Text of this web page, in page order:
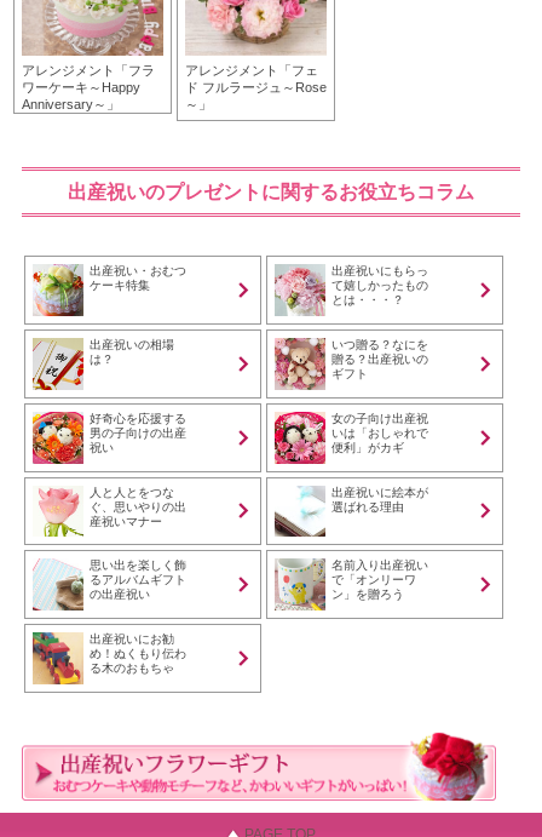
アレンジメント「フラ
ワーケーキ～Happy
Anniversary～」
アレンジメント「フェ
ド フルラージュ～Rose
～」
出産祝いのプレゼントに関するお役立ちコラム
出産祝い・おむつ
ケーキ特集
出産祝いにもらっ
て嬉しかったもの
とは・・・？
出産祝いの相場
は？
いつ贈る？なにを
贈る？出産祝いの
ギフト
好奇心を応援する
男の子向けの出産
祝い
女の子向け出産祝
いは「おしゃれで
便利」がカギ
人と人とをつな
ぐ、思いやりの出
産祝いマナー
出産祝いに絵本が
選ばれる理由
思い出を楽しく飾
るアルバムギフト
の出産祝い
名前入り出産祝い
で「オンリーワ
ン」を贈ろう
出産祝いにお勧
め！ぬくもり伝わ
る木のおもちゃ